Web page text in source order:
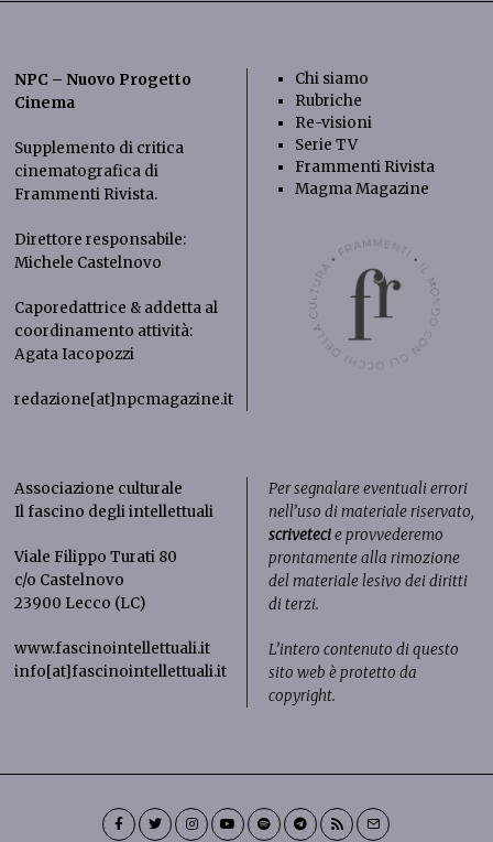
NPC – Nuovo Progetto
Cinema
Supplemento di critica
cinematografica di
Frammenti Rivista.
Direttore responsabile:
Michele Castelnovo
Caporedattrice & addetta al
coordinamento attività:
Agata Iacopozzi
redazione[at]npcmagazine.it
Chi siamo
Rubriche
Re-visioni
Serie TV
Frammenti Rivista
Magma Magazine
Associazione culturale
Il fascino degli intellettuali
Viale Filippo Turati 80
c/o Castelnovo
23900 Lecco (LC)
www.fascinointellettuali.it
info[at]fascinointellettuali.it
Per segnalare eventuali errori
nell’uso di materiale riservato,
scrivetecie provvederemo
prontamente alla rimozione
del materiale lesivo dei diritti
di terzi.
L’intero contenuto di questo
sito web è protetto da
copyright.